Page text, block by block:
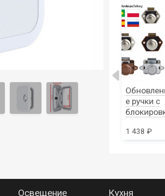
Электрическ
ий замок
12В
е ручки с
1 438 ₽
Освещение Кухня